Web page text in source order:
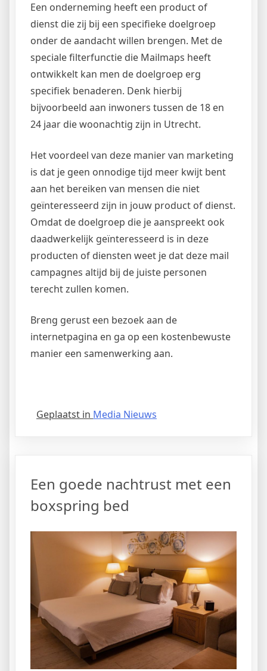
Een onderneming heeft een product of
dienst die zij bij een specifieke doelgroep
onder de aandacht willen brengen. Met de
speciale filterfunctie die Mailmaps heeft
ontwikkelt kan men de doelgroep erg
specifiek benaderen. Denk hierbij
bijvoorbeeld aan inwoners tussen de 18 en
24 jaar die woonachtig zijn in Utrecht.
Het voordeel van deze manier van marketing
is dat je geen onnodige tijd meer kwijt bent
aan het bereiken van mensen die niet
geïnteresseerd zijn in jouw product of dienst.
Omdat de doelgroep die je aanspreekt ook
daadwerkelijk geïnteresseerd is in deze
producten of diensten weet je dat deze mail
campagnes altijd bij de juiste personen
terecht zullen komen.
Breng gerust een bezoek aan de
internetpagina en ga op een kostenbewuste
manier een samenwerking aan.
Geplaatst in Media Nieuws
Een goede nachtrust met een
boxspring bed